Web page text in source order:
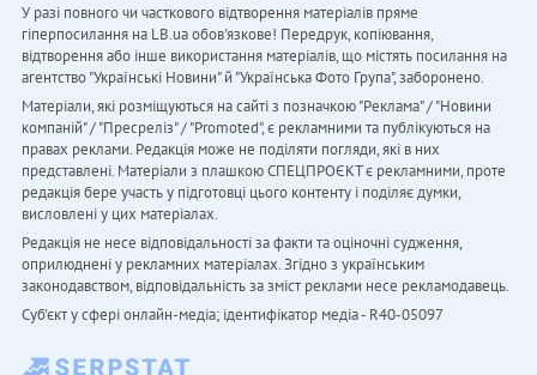
У разі повного чи часткового відтворення матеріалів пряме
гіперпосилання на LB.ua обов'язкове! Передрук, копіювання,
відтворення або інше використання матеріалів, що містять посилання на
агентство "Українськi Новини" й "Українська Фото Група", заборонено.
Матеріали, які розміщуються на сайті з позначкою "Реклама" / "Новини
компаній" / "Пресреліз" / "Promoted", є рекламними та публікуються на
правах реклами. Редакція може не поділяти погляди, які в них
представлені. Матеріали з плашкою СПЕЦПРОЄКТ є рекламними, проте
редакція бере участь у підготовці цього контенту і поділяє думки,
висловлені у цих матеріалах.
Редакція не несе відповідальності за факти та оціночні судження,
оприлюднені у рекламних матеріалах. Згідно з українським
законодавством, відповідальність за зміст реклами несе рекламодавець.
Cуб'єкт у сфері онлайн-медіа; ідентифікатор медіа - R40-05097